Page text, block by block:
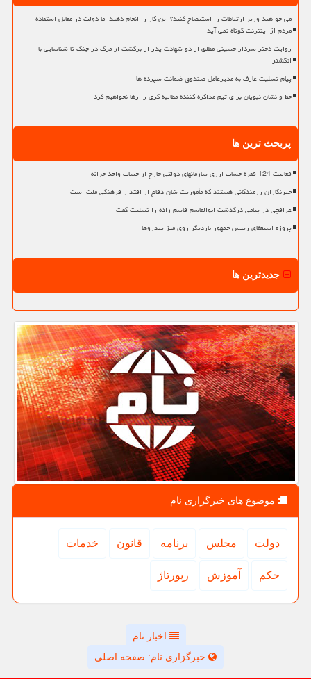
می خواهید وزیر ارتباطات را استیضاح کنید؟ این کار را انجام دهید اما دولت در مقابل استفاده
مردم از اینترنت کوتاه نمی آید
روایت دختر سردار حسینی مطلق از دو شهادت پدر از برگشت از مرگ در جنگ تا شناسایی با
انگشتر
پیام تسلیت عارف به مدیرعامل صندوق ضمانت سپرده ها
خط و نشان نبویان برای تیم مذاکره کننده مطالبه گری را رها نخواهیم کرد
پربحث ترین ها
فعالیت 124 فقره حساب ارزی سازمانهای دولتی خارج از حساب واحد خزانه
خبرنگاران رزمندگانی هستند که مأموریت شان دفاع از اقتدار فرهنگی ملت است
عراقچی در پیامی درگذشت ابوالقاسم قاسم زاده را تسلیت گفت
پروژه استعفای رییس جمهور باردیگر روی میز تندروها
جدیدترین ها
موضوع های خبرگزاری نام
دولت مجلس برنامه قانون خدمات
حكم آموزش رپورتاژ
اخبار نام
خبرگزاری نام: صفحه اصلی